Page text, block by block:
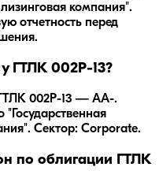
компания".
отчетность перед
ГТЛК 002P-13?
002P-13 — AA-.
Сектор: Corporate.
по облигации ГТЛК